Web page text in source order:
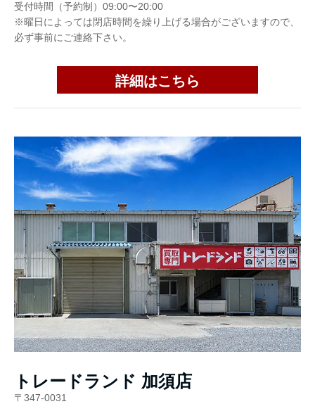
受付時間（予約制）09:00〜20:00
※曜日によっては閉店時間を繰り上げる場合がございますので、
必ず事前にご連絡下さい。
詳細はこちら
トレードランド 加須店
〒347-0031